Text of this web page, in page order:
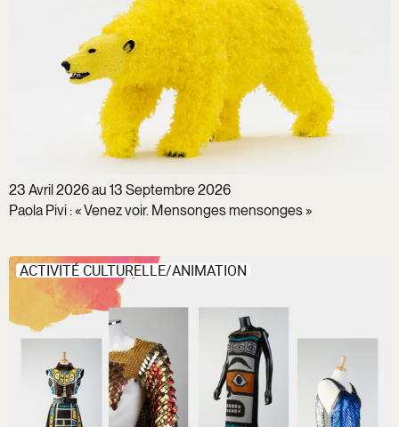
23 Avril 2026 au 13 Septembre 2026
Paola Pivi : « Venez voir. Mensonges mensonges »
ACTIVITÉ CULTURELLE/ANIMATION